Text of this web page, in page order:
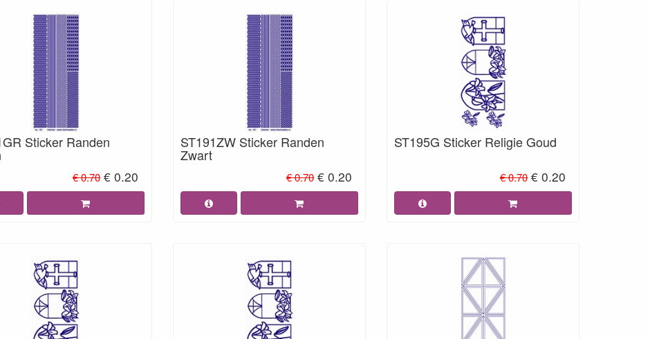
Sticker Randen
€ 0.70 € 0.20
ST191ZW Sticker Randen
Zwart
€ 0.70 € 0.20
ST195G Sticker Religie Goud
€ 0.70 € 0.20